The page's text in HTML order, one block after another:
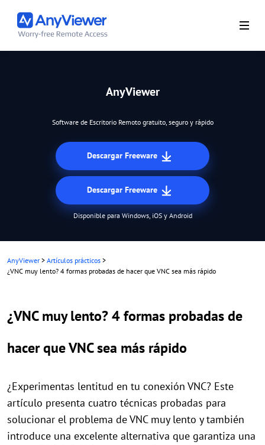
AnyViewer
Software de Escritorio Remoto gratuito, seguro y rápido
Descargar Freeware
Descargar Freeware
Disponible para Windows, iOS y Android
AnyViewer > Artículos prácticos >
¿VNC muy lento? 4 formas probadas de hacer que VNC sea más rápido
¿VNC muy lento? 4 formas probadas de
hacer que VNC sea más rápido
¿Experimentas lentitud en tu conexión VNC? Este
artículo presenta cuatro técnicas probadas para
solucionar el problema de VNC muy lento y también
introduce una excelente alternativa que garantiza una